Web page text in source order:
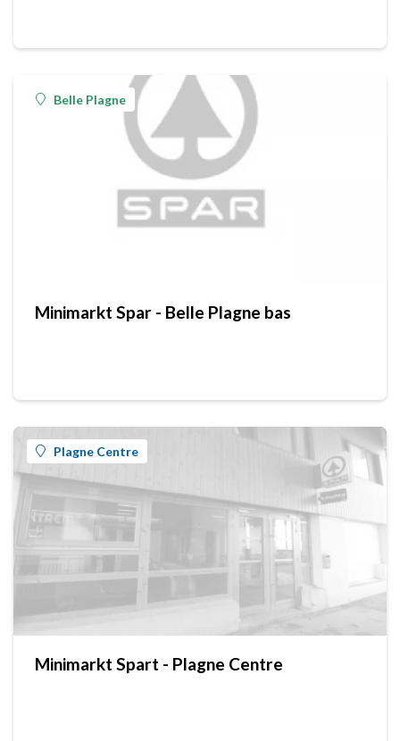
Belle Plagne
Minimarkt Spar - Belle Plagne bas
Plagne Centre
Minimarkt Spart - Plagne Centre